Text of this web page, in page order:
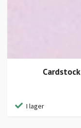
I lager